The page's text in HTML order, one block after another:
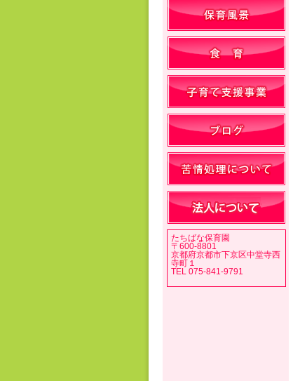
たちばな保育園
〒600-8801
京都府京都市下京区中堂寺西
寺町１
TEL 075-841-9791